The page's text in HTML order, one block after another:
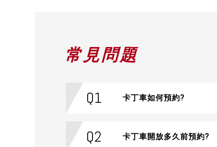
常見問題
Q1 卡丁車如何預約?
Q2 卡丁車開放多久前預約?